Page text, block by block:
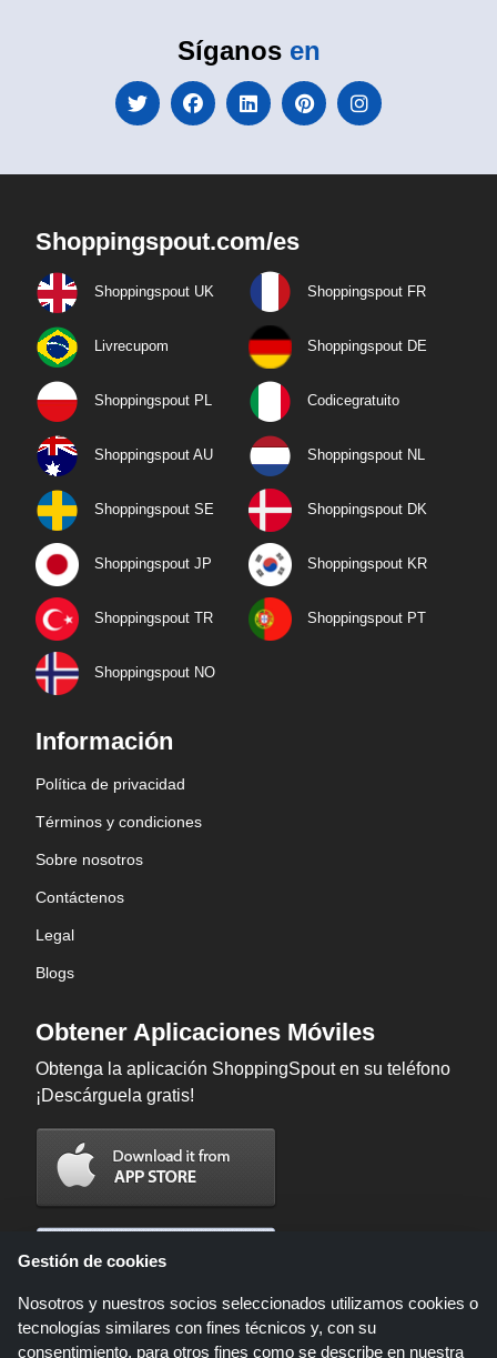
Síganos en
Shoppingspout.com/es
Shoppingspout UK Shoppingspout FR
Livrecupom Shoppingspout DE
Shoppingspout PL Codicegratuito
Shoppingspout AU Shoppingspout NL
Shoppingspout SE Shoppingspout DK
Shoppingspout JP Shoppingspout KR
Shoppingspout TR Shoppingspout PT
Shoppingspout NO
Información
Política de privacidad
Términos y condiciones
Sobre nosotros
Contáctenos
Legal
Blogs
Obtener Aplicaciones Móviles
Obtenga la aplicación ShoppingSpout en su teléfono
¡Descárguela gratis!
Gestión de cookies
Nosotros y nuestros socios seleccionados utilizamos cookies o
tecnologías similares con fines técnicos y, con su
consentimiento, para otros fines como se describe en nuestra